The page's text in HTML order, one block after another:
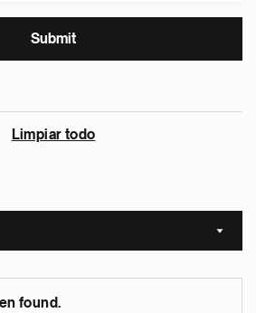
Limpiar todo
Sort
found.